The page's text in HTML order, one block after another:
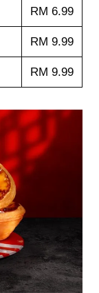
RM 6.99
RM 9.99
RM 9.99